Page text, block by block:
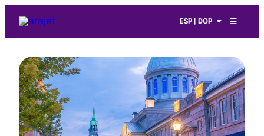
ESP | DOP